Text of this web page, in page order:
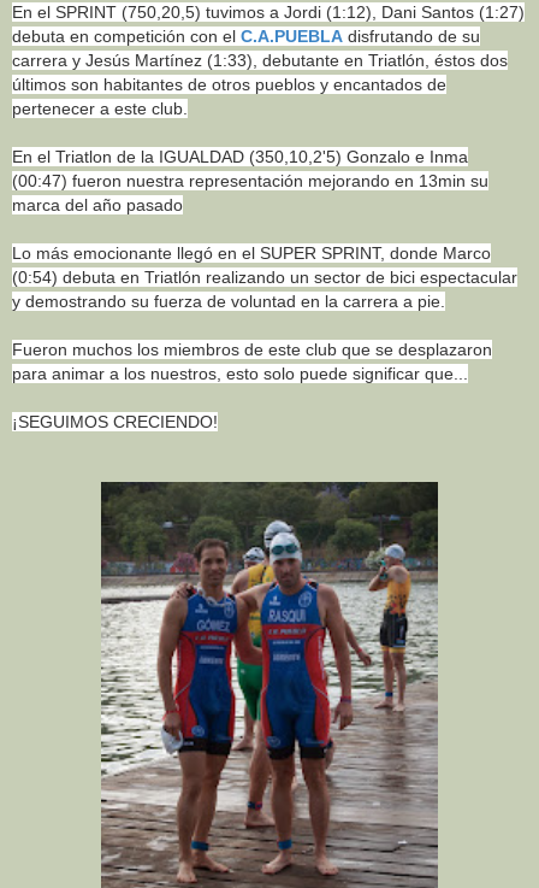
En el SPRINT (750,20,5) tuvimos a Jordi (1:12), Dani Santos (1:27)
debuta en competición con el C.A.PUEBLA disfrutando de su
carrera y Jesús Martínez (1:33), debutante en Triatlón, éstos dos
últimos son habitantes de otros pueblos y encantados de
pertenecer a este club.
En el Triatlon de la IGUALDAD (350,10,2'5) Gonzalo e Inma
(00:47) fueron nuestra representación mejorando en 13min su
marca del año pasado
Lo más emocionante llegó en el SUPER SPRINT, donde Marco
(0:54) debuta en Triatlón realizando un sector de bici espectacular
y demostrando su fuerza de voluntad en la carrera a pie.
Fueron muchos los miembros de este club que se desplazaron
para animar a los nuestros, esto solo puede significar que...
¡SEGUIMOS CRECIENDO!